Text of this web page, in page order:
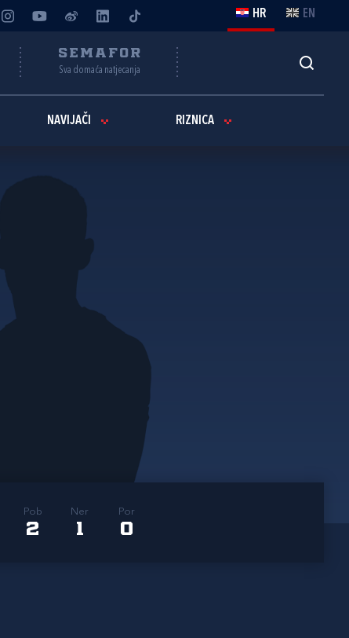
HR EN
SEMAFOR
Sva domaća natjecanja
NAVIJAČI RIZNICA
Pob
2
Ner
1
Por
0